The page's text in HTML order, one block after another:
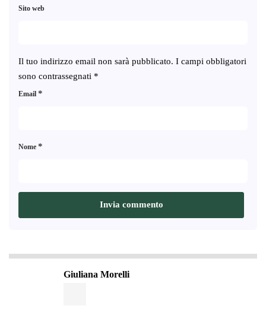
Il tuo indirizzo email non sarà pubblicato. I campi obbligatori
sono contrassegnati *
Nome *
Email *
Sito web
Giuliana Morelli